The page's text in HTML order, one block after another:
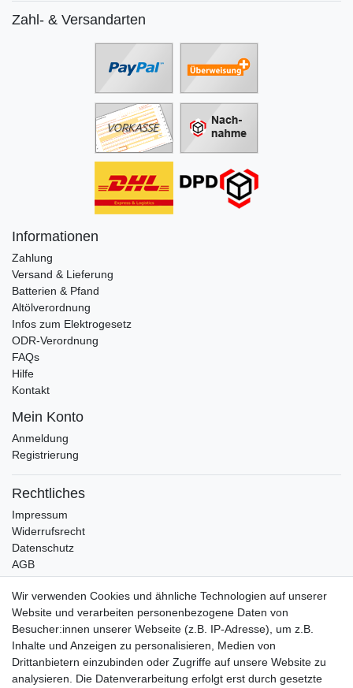
Zahl- & Versandarten
Informationen
Zahlung
Versand & Lieferung
Batterien & Pfand
Altölverordnung
Infos zum Elektrogesetz
ODR-Verordnung
FAQs
Hilfe
Kontakt
Mein Konto
Anmeldung
Registrierung
Rechtliches
Impressum
Widerrufsrecht
Datenschutz
AGB
Bleibt auf dem Laufenden ...
Newsletter
Honig
Hiermit bestätige ich, dass ich dieDaten­schutz­erklärunggelesen habe. Meine
Einwilligung kann ich jederzeit widerrufen.**
Wir verwenden Cookies und ähnliche Technologien auf unserer
Website und verarbeiten personenbezogene Daten von
Besucher:innen unserer Webseite (z.B. IP-Adresse), um z.B.
Inhalte und Anzeigen zu personalisieren, Medien von
Drittanbietern einzubinden oder Zugriffe auf unsere Website zu
analysieren. Die Datenverarbeitung erfolgt erst durch gesetzte